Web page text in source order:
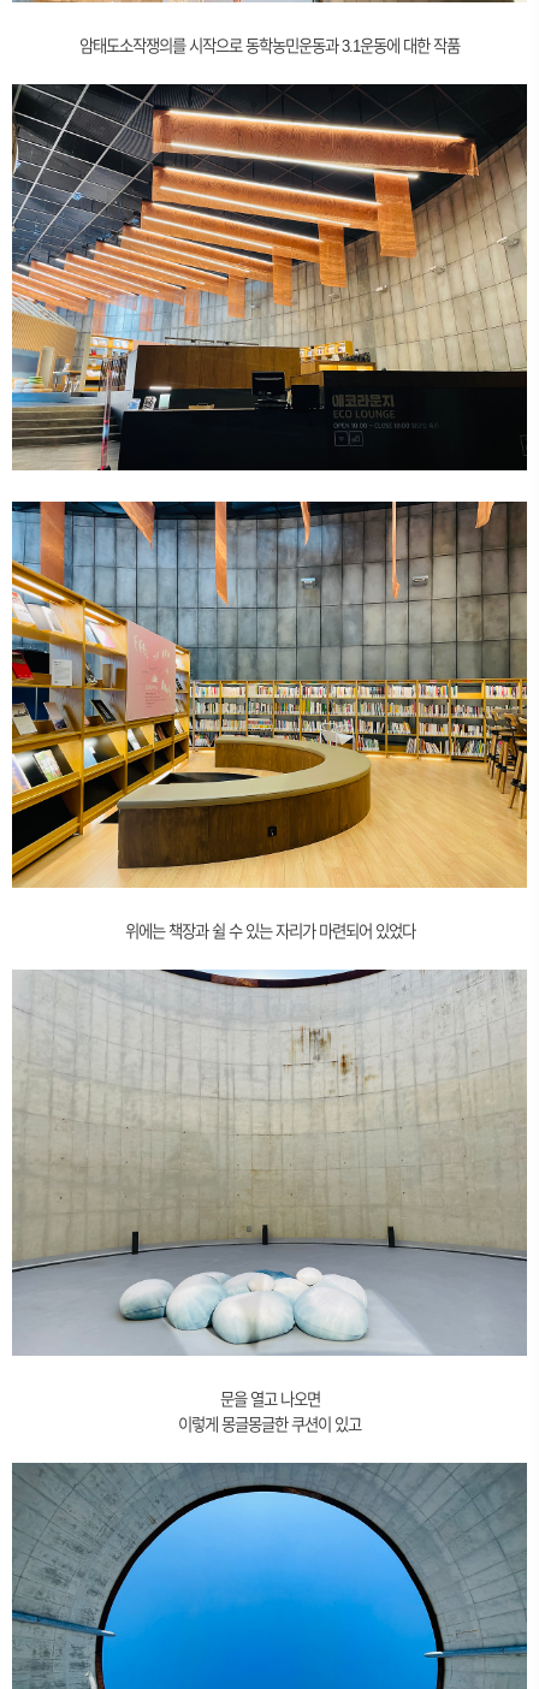
암태도소작쟁의를 시작으로 동학농민운동과 3.1운동에 대한 작품
위에는 책장과 쉴 수 있는 자리가 마련되어 있었다
문을 열고 나오면
이렇게 몽글몽글한 쿠션이 있고